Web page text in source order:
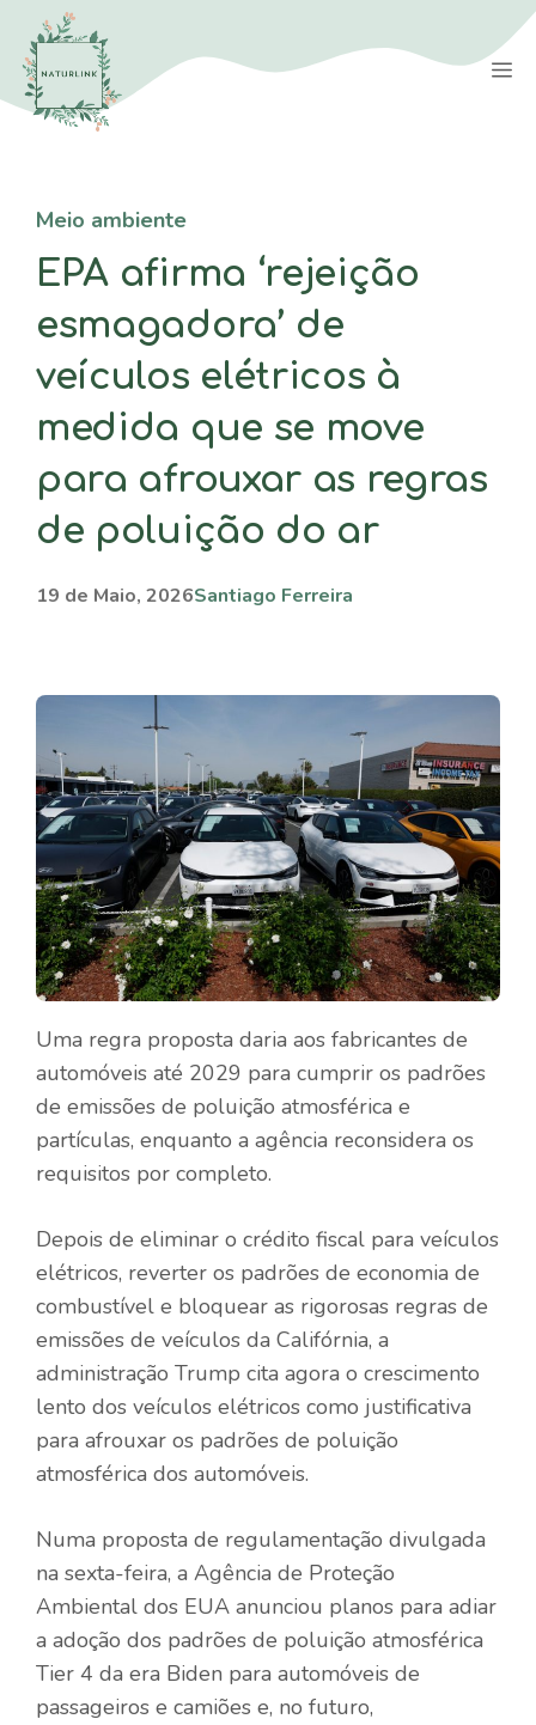
Saltar
para
conteúdo
Meio ambiente
EPA afirma ‘rejeição
esmagadora’ de
veículos elétricos à
medida que se move
para afrouxar as regras
de poluição do ar
19 de Maio, 2026Santiago Ferreira
Uma regra proposta daria aos fabricantes de
automóveis até 2029 para cumprir os padrões
de emissões de poluição atmosférica e
partículas, enquanto a agência reconsidera os
requisitos por completo.
Depois de eliminar o crédito fiscal para veículos
elétricos, reverter os padrões de economia de
combustível e bloquear as rigorosas regras de
emissões de veículos da Califórnia, a
administração Trump cita agora o crescimento
lento dos veículos elétricos como justificativa
para afrouxar os padrões de poluição
atmosférica dos automóveis.
Numa proposta de regulamentação divulgada
na sexta-feira, a Agência de Proteção
Ambiental dos EUA anunciou planos para adiar
a adoção dos padrões de poluição atmosférica
Tier 4 da era Biden para automóveis de
passageiros e camiões e, no futuro,